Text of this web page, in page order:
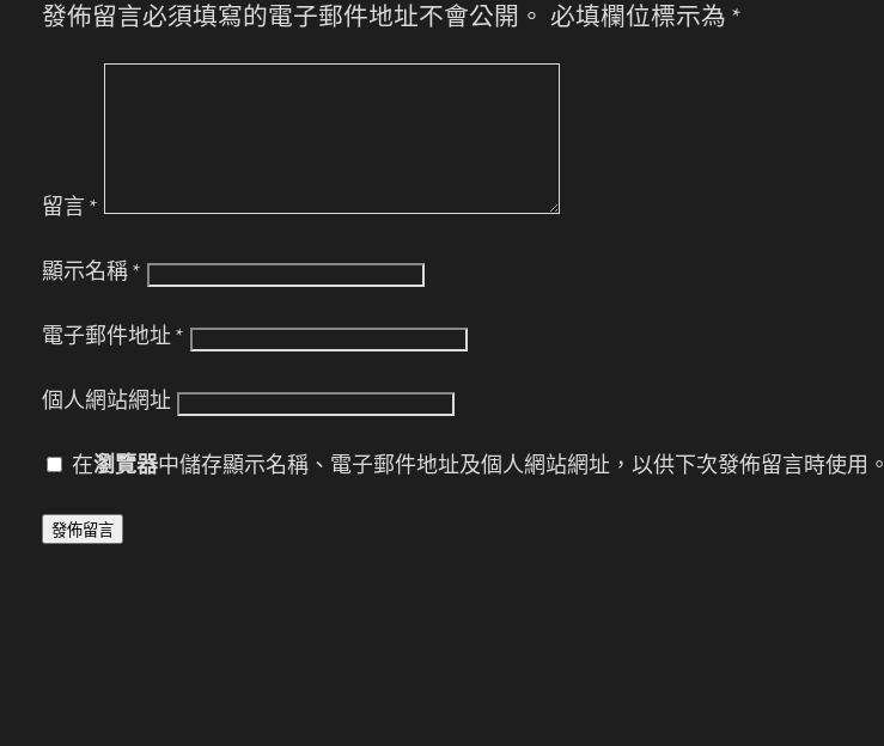
發佈留言必須填寫的電子郵件地址不會公開。 必填欄位標示為 *
留言 *
顯示名稱 *
電子郵件地址 *
個人網站網址
在瀏覽器中儲存顯示名稱、電子郵件地址及個人網站網址，以供下次發佈留言時使用。